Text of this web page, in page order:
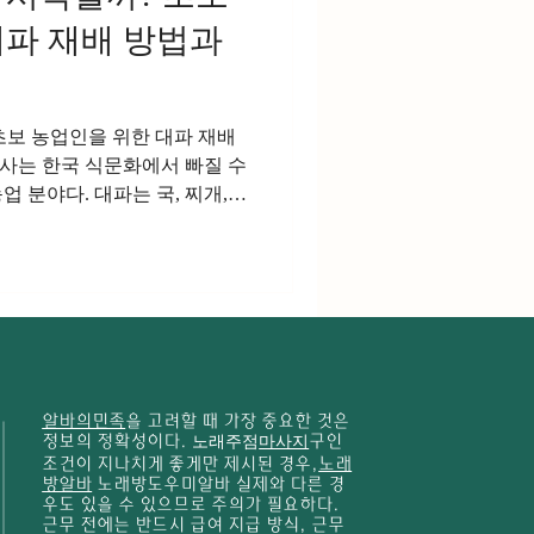
재배 방법과
농업인을 위한 대파 재배
는 한국 식문화에서 빠질 수
분야다. 대파는 국, 찌개,
파농사의 특징 대파는 백색
용하는 채소로 시장 수요가
품종에 따라 차이가 있지
정도 소요된다. 연중 생산
알바의민족을 고려할 때 가장 중요한 것은
정보의 정확성이다. 노래주점 마사지 구인
조건이 지나치게 좋게만 제시된 경우, 노래
방알바 노래방도우미알바 실제와 다른 경
우도 있을 수 있으므로 주의가 필요하다.
근무 전에는 반드시 급여 지급 방식, 근무